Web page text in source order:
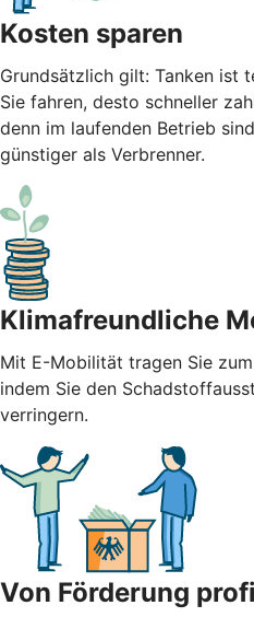
Kosten sparen
Grundsätzlich gilt: Tanken ist
Sie fahren, desto schneller
denn im laufenden Betrieb
günstiger als Verbrenner.
Klimafreundliche
Mit E-Mobilität tragen Sie
indem Sie den
verringern.
Von Förderung